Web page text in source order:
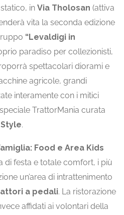
in Via Tholosan (attiva
vita la seconda edizione
“Levaldigi in
paradiso per collezionisti,
spettacolari diorami e
agricole, grandi
interamente con i mitici
speciale TrattorMania curata
.
Food e Area Kids
di festa e totale comfort, i più
un’area di intrattenimento
a pedali. La ristorazione
affidati ai volontari della